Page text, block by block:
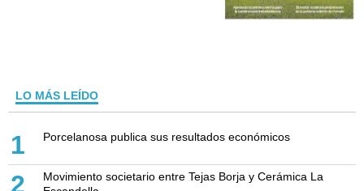
LO MÁS LEÍDO
1 Porcelanosa publica sus resultados económicos
2
Movimiento societario entre Tejas Borja y Cerámica La